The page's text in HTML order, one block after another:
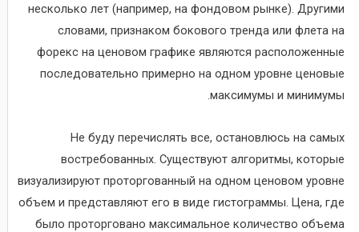
несколько лет (например, на фондовом рынке). Другими
словами, признаком бокового тренда или флета на
форекс на ценовом графике являются расположенные
последовательно примерно на одном уровне ценовые
максимумы и минимумы.
Не буду перечислять все, остановлюсь на самых
востребованных. Существуют алгоритмы, которые
визуализируют проторгованный на одном ценовом уровне
объем и представляют его в виде гистограммы. Цена, где
было проторговано максимальное количество объема